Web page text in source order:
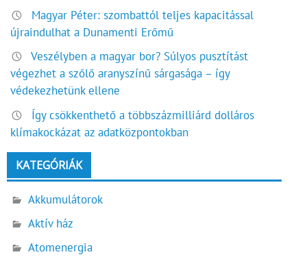
Magyar Péter: szombattól teljes kapacitással
újraindulhat a Dunamenti Erőmű
Veszélyben a magyar bor? Súlyos pusztítást
végezhet a szőlő aranyszínű sárgasága – így
védekezhetünk ellene
Így csökkenthető a többszázmilliárd dolláros
klímakockázat az adatközpontokban
KATEGÓRIÁK
Akkumulátorok
Aktív ház
Atomenergia